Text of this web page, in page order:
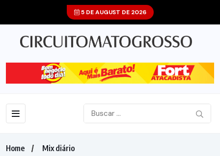
5 DE AUGUST DE 2026
Home
Mix diário